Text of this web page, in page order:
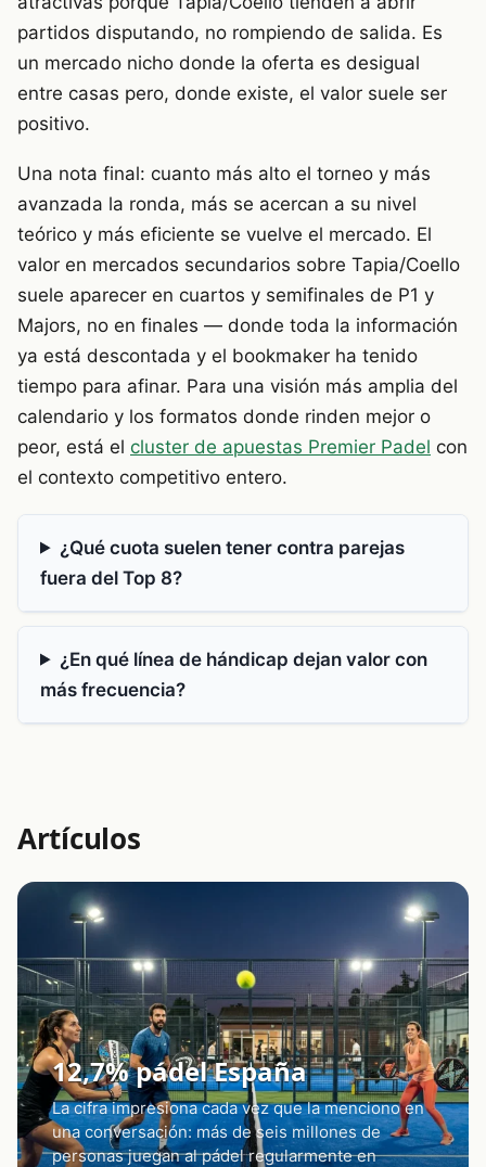
partidos disputando, no rompiendo de salida. Es
un mercado nicho donde la oferta es desigual
entre casas pero, donde existe, el valor suele ser
positivo.
Una nota final: cuanto más alto el torneo y más
avanzada la ronda, más se acercan a su nivel
teórico y más eficiente se vuelve el mercado. El
valor en mercados secundarios sobre Tapia/Coello
suele aparecer en cuartos y semifinales de P1 y
Majors, no en finales — donde toda la información
ya está descontada y el bookmaker ha tenido
tiempo para afinar. Para una visión más amplia del
calendario y los formatos donde rinden mejor o
peor, está el cluster de apuestas Premier Padel con
el contexto competitivo entero.
¿Qué cuota suelen tener contra parejas
fuera del Top 8?
¿En qué línea de hándicap dejan valor con
más frecuencia?
Artículos
12,7% pádel España
La cifra impresiona cada vez que la menciono en
una conversación: más de seis millones de
personas juegan al pádel regularmente en